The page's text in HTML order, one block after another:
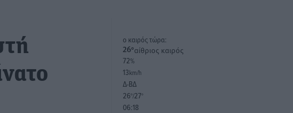
o καιρός τώρα:
26°αίθριος καιρός
72%
13km/h
Δ-ΒΔ
26°/27°
06:18